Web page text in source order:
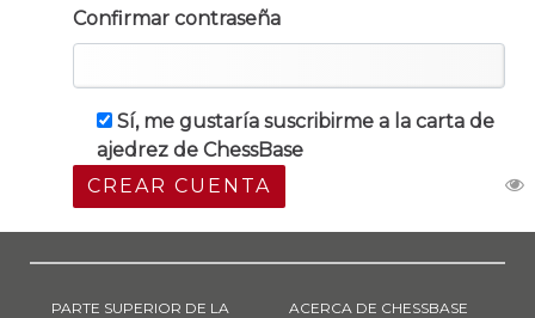
Confirmar contraseña
Sí, me gustaría suscribirme a la carta de
ajedrez de ChessBase
CREAR CUENTA
PARTE SUPERIOR DE LA
ACERCA DE CHESSBASE